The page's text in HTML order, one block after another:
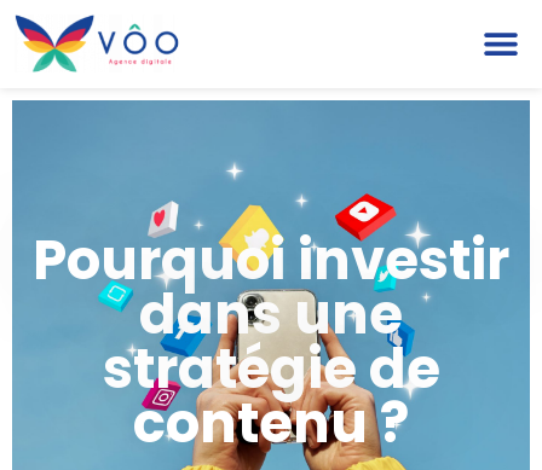
Pourquoi investir
dans une
stratégie de
contenu ?